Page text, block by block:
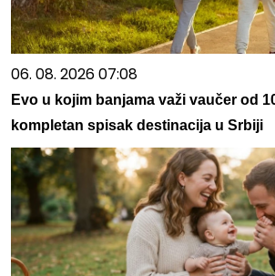
06. 08. 2026 07:08
Evo u kojim banjama važi vaučer od
kompletan spisak destinacija u Srbiji